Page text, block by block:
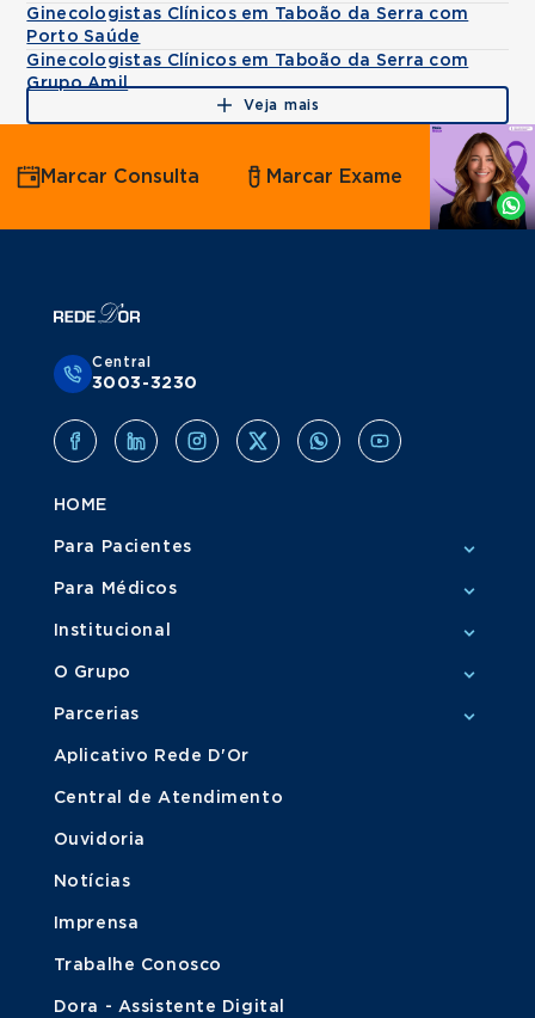
Ginecologistas Clínicos em Taboão da Serra com
Porto Saúde
Ginecologistas Clínicos em Taboão da Serra com
Grupo Amil
Veja mais
Agende
por
Whatsapp
Marcar Consulta Marcar Exame
Central
3003-3230
HOME
Para Pacientes
Para Médicos
Institucional
O Grupo
Parcerias
Aplicativo Rede D'Or
Central de Atendimento
Ouvidoria
Notícias
Imprensa
Trabalhe Conosco
Dora - Assistente Digital